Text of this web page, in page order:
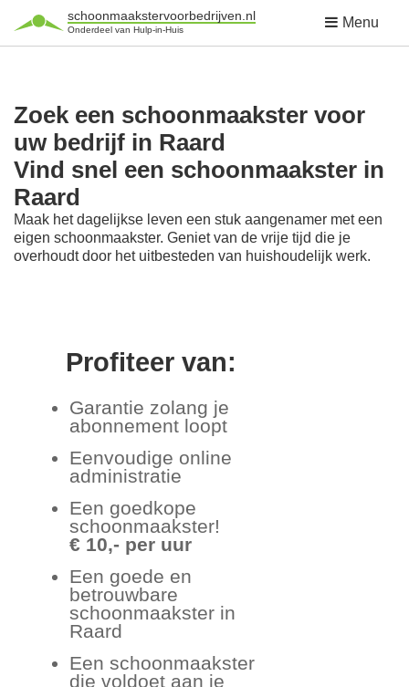
schoonmaakstervoorbedrijven.nl
Onderdeel van Hulp-in-Huis Menu
Zoek een schoonmaakster voor
uw bedrijf in Raard
Vind snel een schoonmaakster in
Raard
Maak het dagelijkse leven een stuk aangenamer met een
eigen schoonmaakster. Geniet van de vrije tijd die je
overhoudt door het uitbesteden van huishoudelijk werk.
Profiteer van:
Garantie zolang je
abonnement loopt
Eenvoudige online
administratie
Een goedkope
schoonmaakster!
€ 10,- per uur
Een goede en
betrouwbare
schoonmaakster in
Raard
Een schoonmaakster
die voldoet aan je